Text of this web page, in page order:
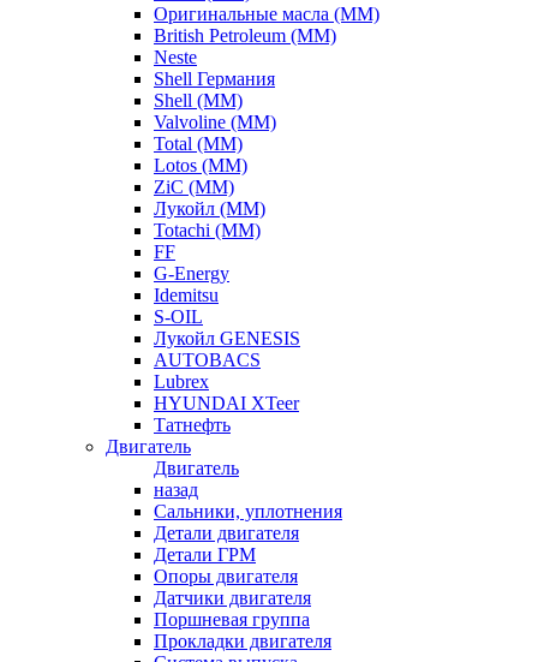
Оригинальные масла (ММ)
British Petroleum (ММ)
Neste
Shell Германия
Shell (ММ)
Valvoline (ММ)
Total (ММ)
Lotos (ММ)
ZiC (ММ)
Лукойл (ММ)
Totachi (MM)
FF
G-Energy
Idemitsu
S-OIL
Лукойл GENESIS
AUTOBACS
Lubrex
HYUNDAI XTeer
Татнефть
Двигатель
Двигатель
назад
Сальники, уплотнения
Детали двигателя
Детали ГРМ
Опоры двигателя
Датчики двигателя
Поршневая группа
Прокладки двигателя